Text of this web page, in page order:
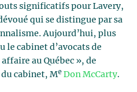
significatifs pour Lavery,
qui se distingue par sa
Aujourd’hui, plus
le cabinet d’avocats de
au Québec », de
cabinet, Me Don McCarty.